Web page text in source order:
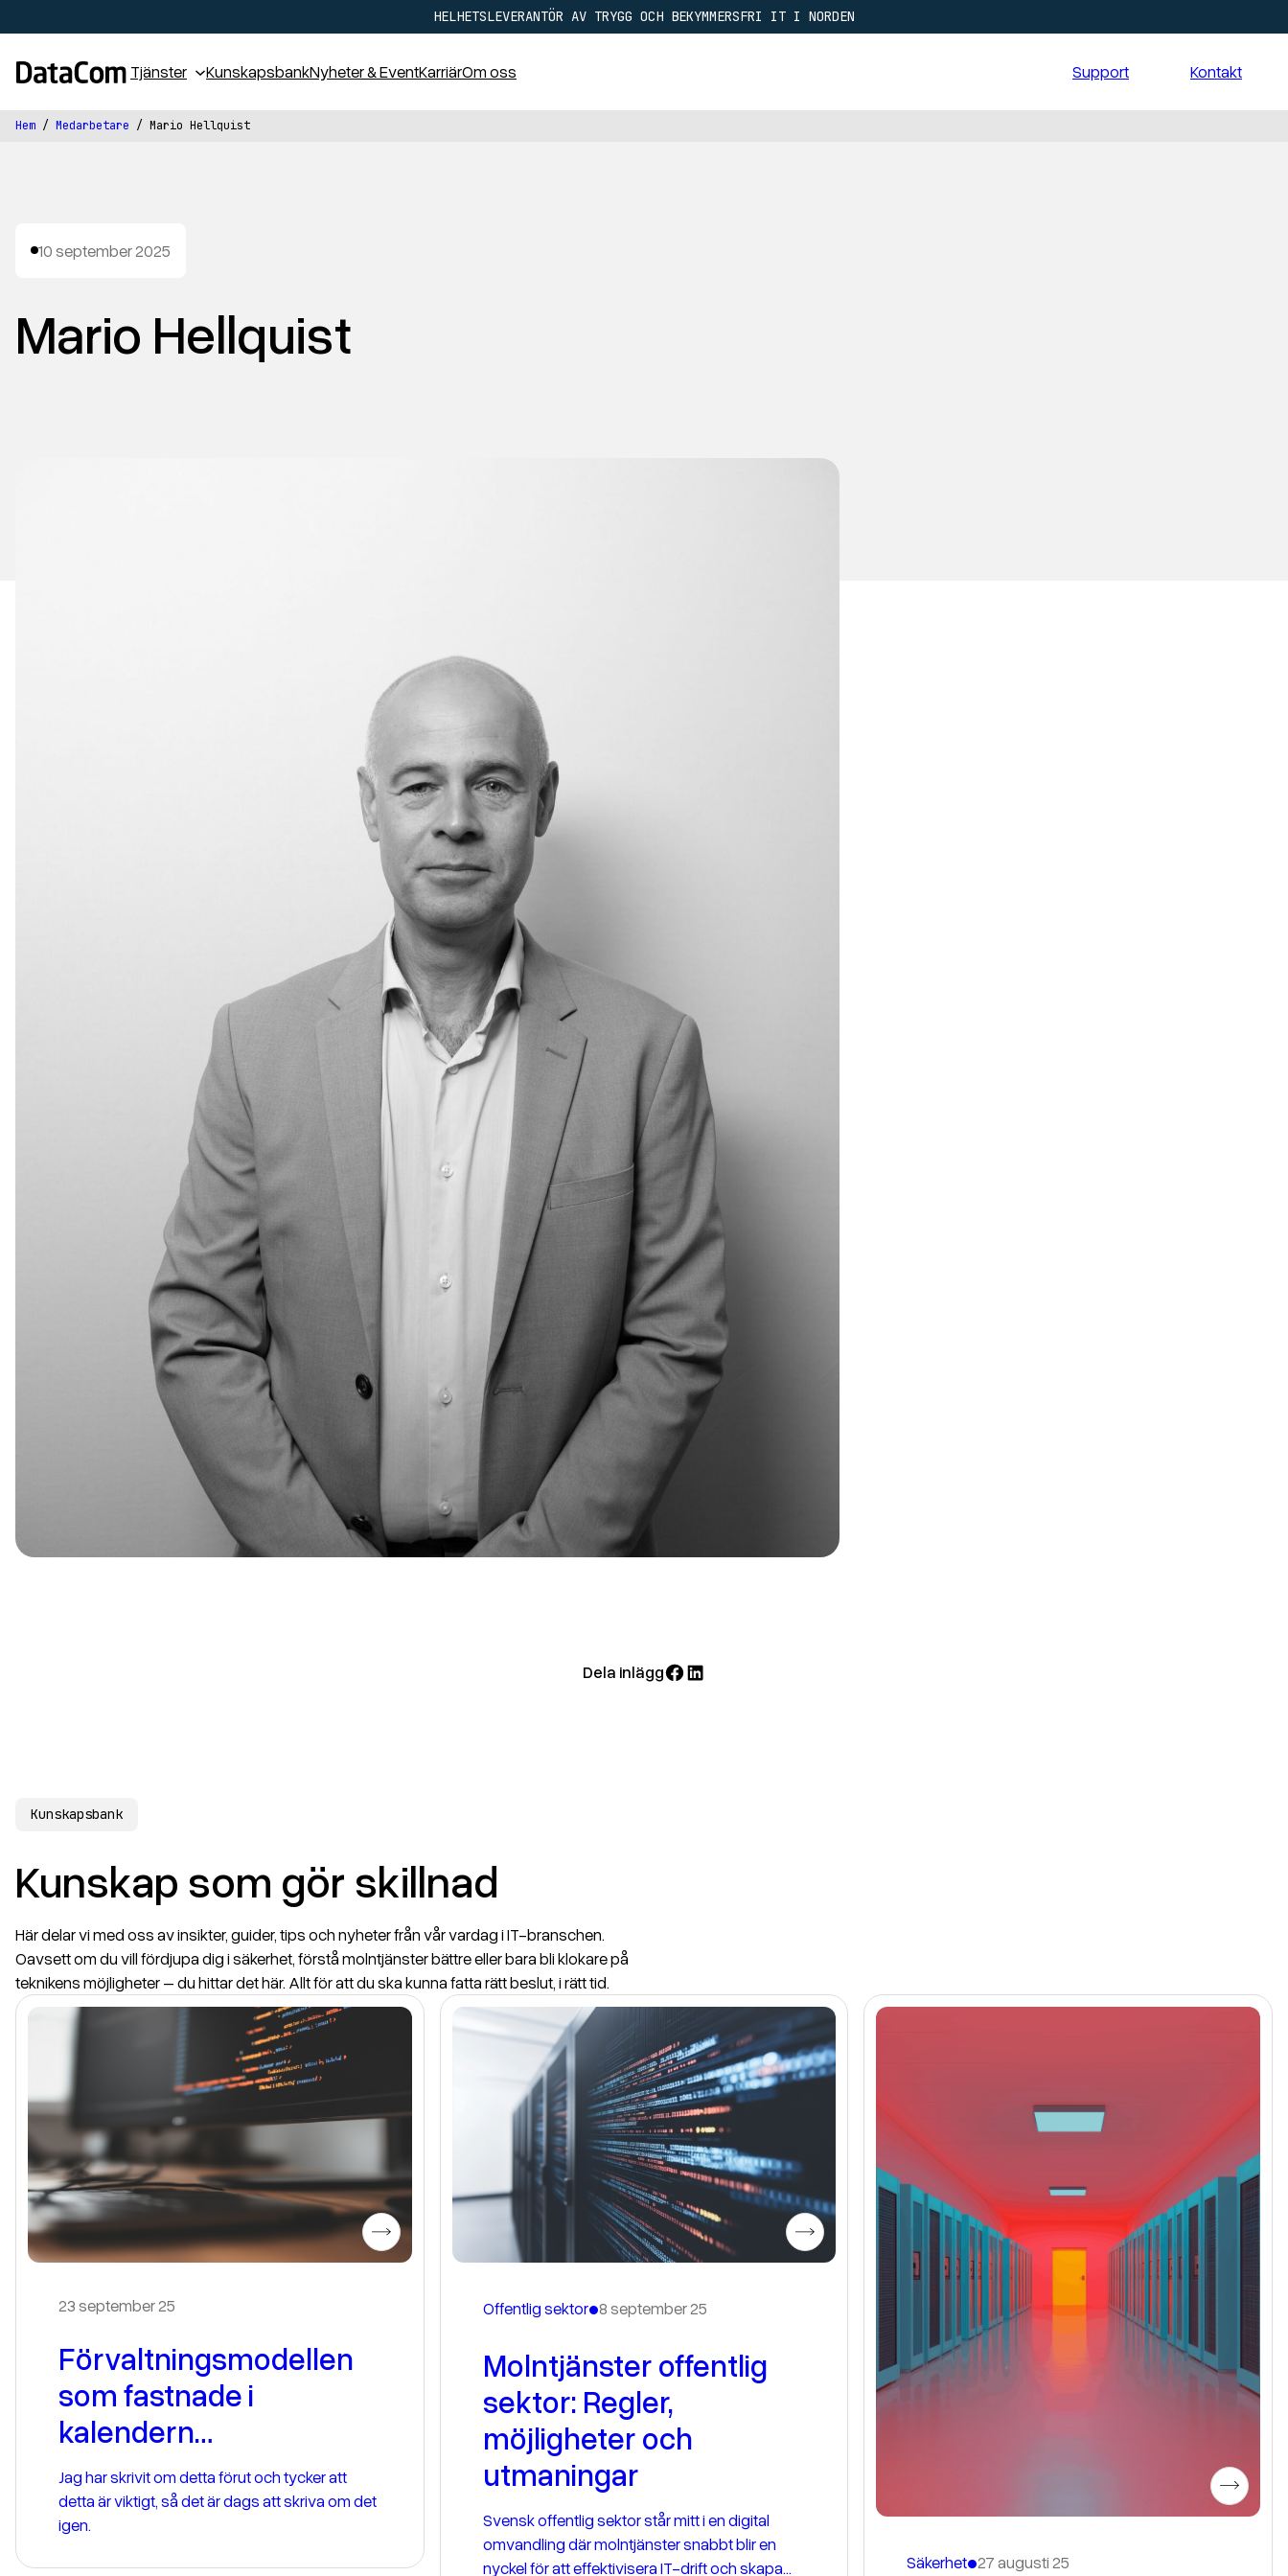
HELHETSLEVERANTÖR AV TRYGG OCH BEKYMMERSFRI IT I NORDEN
Tjänster KunskapsbankNyheter & EventKarriärOm oss Support Kontakt
Hem / Medarbetare / Mario Hellquist
10 september 2025
Mario Hellquist
Dela inlägg
DelaDela
Kunskapsbank
Kunskap som gör skillnad
Här delar vi med oss av insikter, guider, tips och nyheter från vår vardag i IT-branschen.
Oavsett om du vill fördjupa dig i säkerhet, förstå molntjänster bättre eller bara bli klokare på
teknikens möjligheter – du hittar det här. Allt för att du ska kunna fatta rätt beslut, i rätt tid.
23 september 25
Förvaltningsmodellen
som fastnade i
kalendern…
Jag har skrivit om detta förut och tycker att
detta är viktigt, så det är dags att skriva om det
igen.
Offentlig sektor•8 september 25
Molntjänster offentlig
sektor: Regler,
möjligheter och
utmaningar
Svensk offentlig sektor står mitt i en digital
omvandling där molntjänster snabbt blir en
nyckel för att effektivisera IT-drift och skapa
Säkerhet•27 augusti 25